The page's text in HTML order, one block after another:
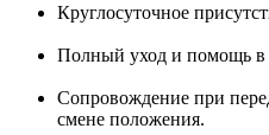
Круглосуточное
Полный уход и помощь в
Сопровождение при
смене положения.